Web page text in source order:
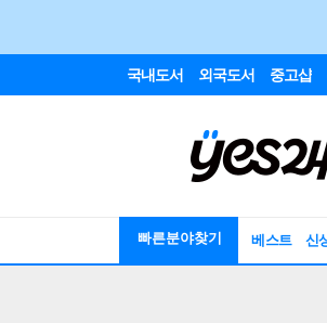
국내도서 외국도서 중고샵
빠른분야찾기 베스트 신